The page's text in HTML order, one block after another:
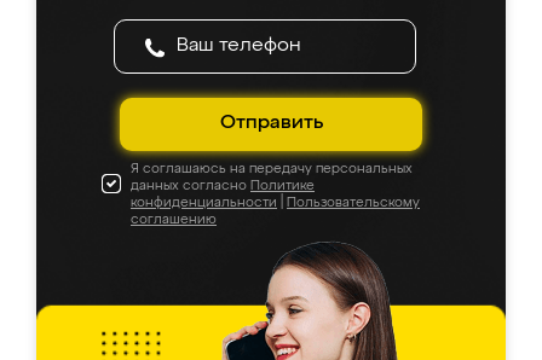
Отправить
Я соглашаюсь на передачу персональных
данных согласно Политике
конфиденциальности
Пользовательскому
соглашению